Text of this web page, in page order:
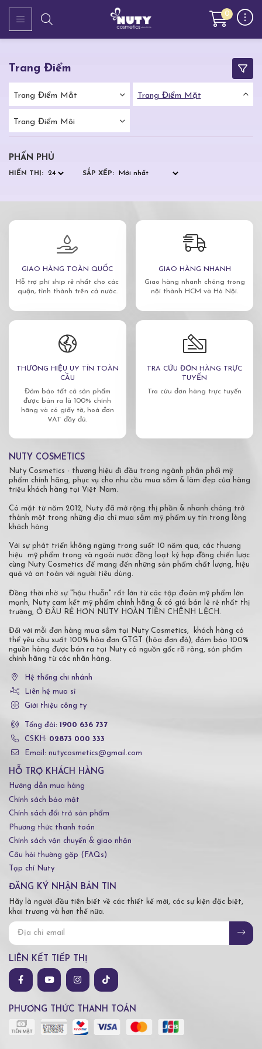
0
Trang Điểm
Trang Điểm Mắt Trang Điểm Mặt
Trang Điểm Môi
PHẤN PHỦ
HIỂN THỊ: SẮP XẾP:
GIAO HÀNG TOÀN QUỐC
Hỗ trợ phí ship rẻ nhất cho các
quận, tỉnh thành trên cả nước.
GIAO HÀNG NHANH
Giao hàng nhanh chóng trong
nội thành HCM và Hà Nội.
THƯƠNG HIỆU UY TÍN TOÀN
CẦU
Đảm bảo tất cả sản phẩm
được bán ra là 100% chính
hãng và có giấy tờ, hoá đơn
VAT đầy đủ.
TRA CỨU ĐƠN HÀNG TRỰC
TUYẾN
Tra cứu đơn hàng trực tuyến
NUTY COSMETICS
Nuty Cosmetics - thương hiệu đi đầu trong ngành phân phối mỹ
phẩm chính hãng, phục vụ cho nhu cầu mua sắm & làm đẹp của hàng
triệu khách hàng tại Việt Nam.
Có mặt từ năm 2012, Nuty đã mở rộng thị phần & nhanh chóng trở
thành một trong những địa chỉ mua sắm mỹ phẩm uy tín trong lòng
khách hàng
Với sự phát triển không ngừng trong suốt 10 năm qua, các thương
hiệu mỹ phẩm trong và ngoài nước đồng loạt ký hợp đồng chiến lược
cùng Nuty Cosmetics để mang đến những sản phẩm chất lượng, hiệu
quả và an toàn với người tiêu dùng.
Đồng thời nhờ sự "hậu thuẫn" rất lớn từ các tập đoàn mỹ phẩm lớn
mạnh, Nuty cam kết mỹ phẩm chính hãng & có giá bán lẻ rẻ nhất thị
trường, Ở ĐÂU RẺ HƠN NUTY HOÀN TIỀN CHÊNH LỆCH.
Đối với mỗi đơn hàng mua sắm tại Nuty Cosmetics, khách hàng có
thể yêu cầu xuất 100% hóa đơn GTGT (hóa đơn đỏ), đảm bảo 100%
nguồn hàng được bán ra tại Nuty có nguồn gốc rõ ràng, sản phẩm
chính hãng từ các nhãn hàng.
Hệ thống chi nhánh
Liên hệ mua sỉ
Giới thiệu công ty
Tổng đài: 1900 636 737
CSKH: 02873 000 333
Email: nutycosmetics@gmail.com
HỖ TRỢ KHÁCH HÀNG
Hướng dẫn mua hàng
Chính sách bảo mật
Chính sách đổi trả sản phẩm
Phương thức thanh toán
Chính sách vận chuyển & giao nhận
Câu hỏi thường gặp (FAQs)
Tạp chí Nuty
ĐĂNG KÝ NHẬN BẢN TIN
Hãy là người đầu tiên biết về các thiết kế mới, các sự kiện đặc biệt,
khai trương và hơn thế nữa.
LIÊN KẾT TIẾP THỊ
PHƯƠNG THỨC THANH TOÁN